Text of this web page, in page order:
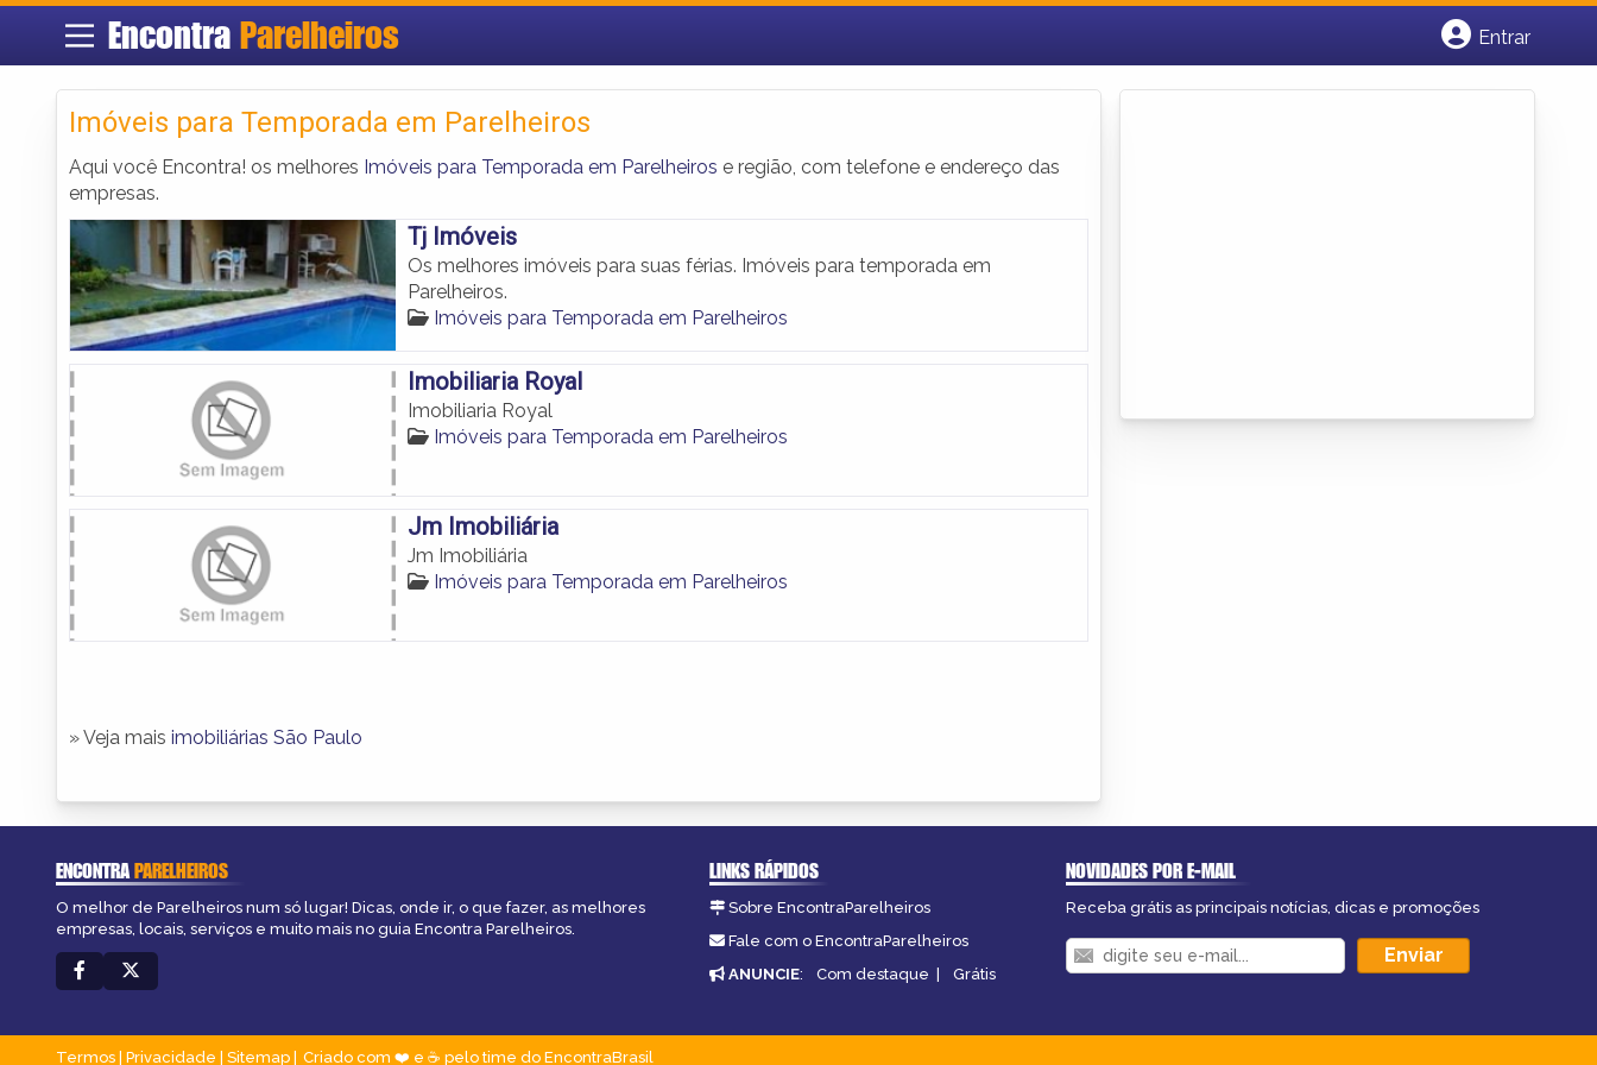
Encontra Parelheiros
Entrar
Imóveis para Temporada em Parelheiros
Aqui você Encontra! os melhores Imóveis para Temporada em Parelheiros e região, com telefone e endereço das
empresas.
Tj Imóveis
Os melhores imóveis para suas férias. Imóveis para temporada em
Parelheiros.
Imóveis para Temporada em Parelheiros
Imobiliaria Royal
Imobiliaria Royal
Imóveis para Temporada em Parelheiros
Jm Imobiliária
Jm Imobiliária
Imóveis para Temporada em Parelheiros
» Veja mais imobiliárias São Paulo
ENCONTRAPARELHEIROS
O melhor de Parelheiros num só lugar! Dicas, onde ir, o que fazer, as melhores
empresas, locais, serviços e muito mais no guia Encontra Parelheiros.
LINKS RÁPIDOS
Sobre EncontraParelheiros
Fale com o EncontraParelheiros
ANUNCIE: Com destaque | Grátis
NOVIDADES POR E-MAIL
Receba grátis as principais notícias, dicas e promoções
Termos Privacidade Sitemap Criado com ❤️ e ☕ pelo time do EncontraBrasil